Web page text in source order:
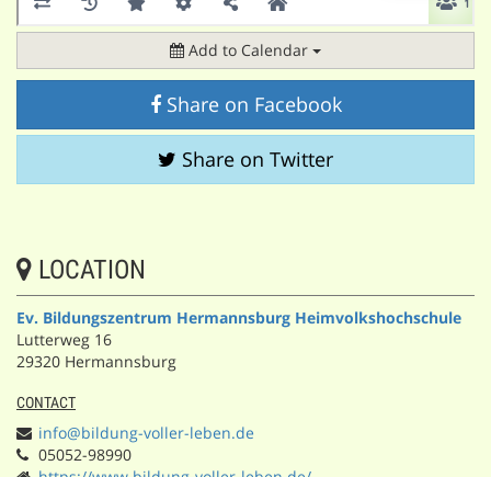
Add to Calendar
Share on Facebook
Share on Twitter
LOCATION
Ev. Bildungszentrum Hermannsburg Heimvolkshochschule
Lutterweg 16
29320 Hermannsburg
CONTACT
info@bildung-voller-leben.de
05052-98990